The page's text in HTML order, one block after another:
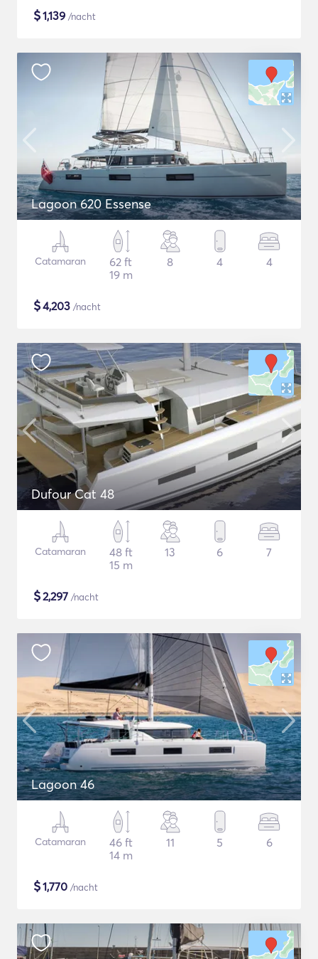
$1,139 /nacht
Lagoon 620 Essense
Catamaran
62 ft
19 m
8 4 4
$4,203 /nacht
Dufour Cat 48
Catamaran
48 ft
15 m
13 6 7
$2,297 /nacht
Lagoon 46
Catamaran
46 ft
14 m
11 5 6
$1,770 /nacht